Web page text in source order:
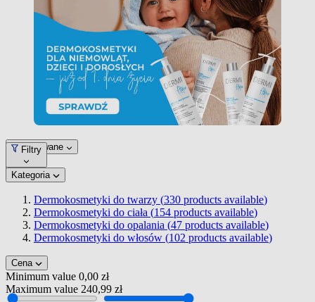
Dopasowane
Filtry
Kategoria
Dermokosmetyki do twarzy (330 products available)
Dermokosmetyki do ciała (154 products available)
Dermokosmetyki do opalania (47 products available)
Dermokosmetyki do włosów (102 products available)
Cena
Minimum value 0,00 zł
Maximum value 240,99 zł